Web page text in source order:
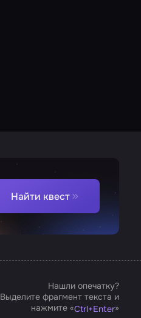
Найти квест
Нашли опечатку?
Выделите фрагмент текста и
нажмите «Ctrl+Enter»